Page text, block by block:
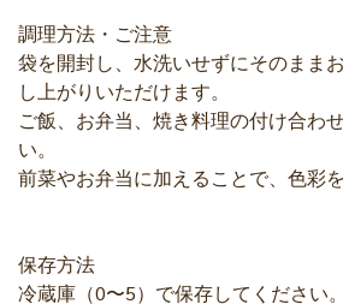
調理方法・ご注意
袋を開封し、水洗いせずにそのまま
し上がりいただけます。
ご飯、お弁当、焼き料理の付け合わ
い。
前菜やお弁当に加えることで、色彩
保存方法
冷蔵庫（0〜5）で保存してください。